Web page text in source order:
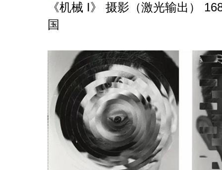
《机械 I》 摄影（激光输出）
国